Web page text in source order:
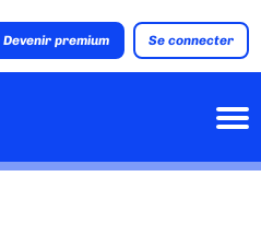
Devenir premium Se connecter